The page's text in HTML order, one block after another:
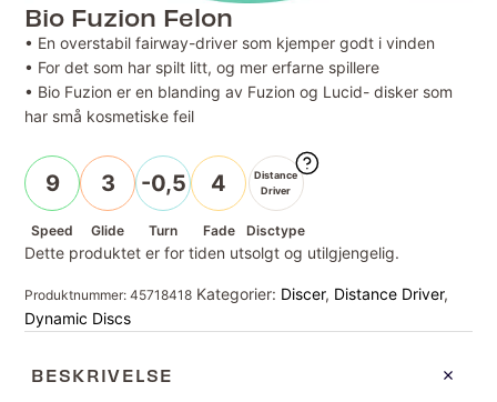
Bio Fuzion Felon
• En overstabil fairway-driver som kjemper godt i vinden
• For det som har spilt litt, og mer erfarne spillere
• Bio Fuzion er en blanding av Fuzion og Lucid- disker som
har små kosmetiske feil
9
Speed
3
Glide
-0,5
Turn
4
Fade
Distance
Driver
Disctype
Dette produktet er for tiden utsolgt og utilgjengelig.
Produktnummer:45718418 Kategorier: Discer, Distance Driver,
Dynamic Discs
BESKRIVELSE